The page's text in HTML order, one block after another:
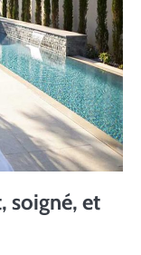
soigné, et